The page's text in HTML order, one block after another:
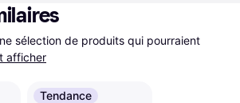
sélection de produits qui pourraient
afficher
Tendance